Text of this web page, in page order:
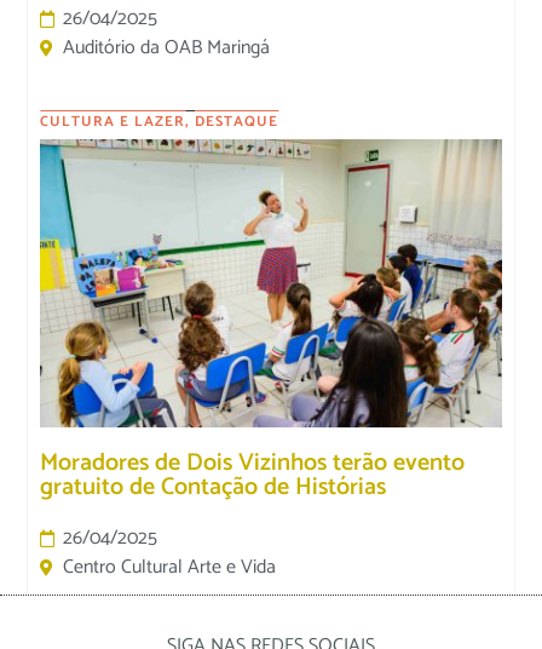
26/04/2025
Auditório da OAB Maringá
CULTURA E LAZER, DESTAQUE
Moradores de Dois Vizinhos terão evento
gratuito de Contação de Histórias
26/04/2025
Centro Cultural Arte e Vida